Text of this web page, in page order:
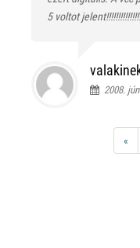
5 voltot
2008.
«